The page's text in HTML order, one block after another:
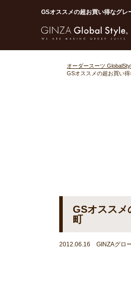
GSオススメの超お買い得なグ
オーダースーツ
GSオススメの超お買い
GSオスス
町
2012.06.16 GINZAグロ